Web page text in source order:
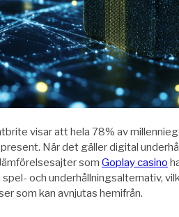
visar att hela 78% av
När det gäller digital
som Goplay casino
och underhållningsalternativ,
som kan avnjutas hemifrån.